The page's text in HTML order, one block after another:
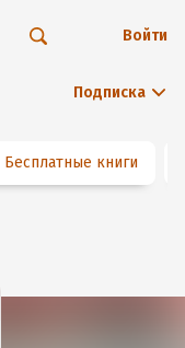
Подписка
Войти
Бесплатные книги